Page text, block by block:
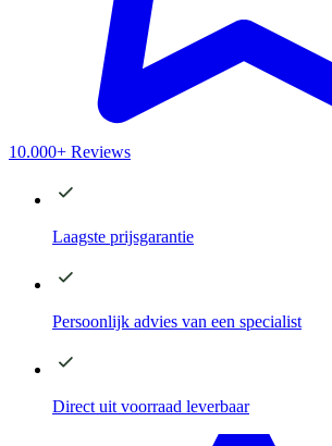
10.000+ Reviews
Laagste prijsgarantie
Persoonlijk advies van een specialist
Direct uit voorraad leverbaar